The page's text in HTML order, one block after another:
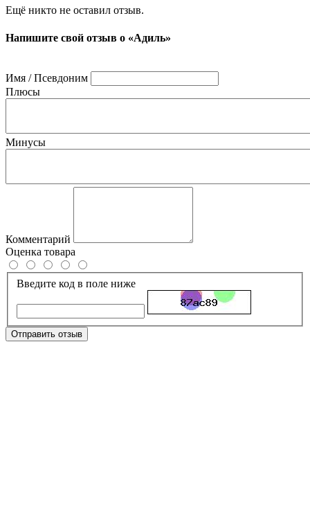
Ещё никто не оставил отзыв.
Напишите свой отзыв о «Адиль»
Имя / Псевдоним
Плюсы
Минусы
Комментарий
Оценка товара
Введите код в поле ниже
Отправить отзыв